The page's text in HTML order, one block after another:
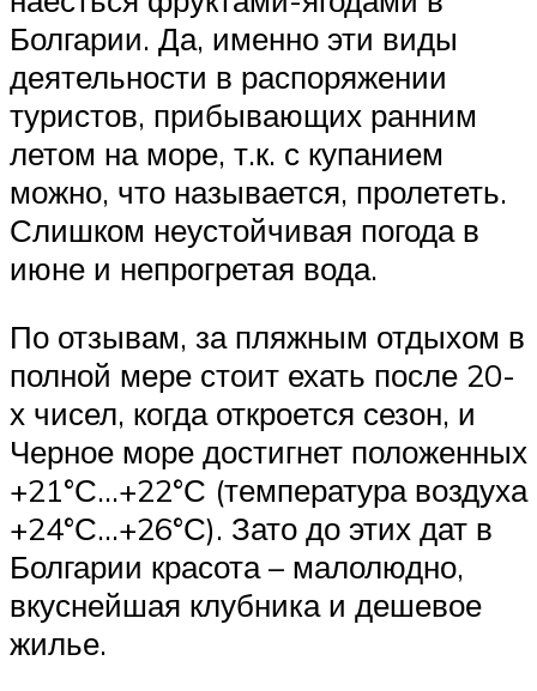
Болгарии. Да, именно эти виды
деятельности в распоряжении
туристов, прибывающих ранним
летом на море, т.к. с купанием
можно, что называется, пролететь.
Слишком неустойчивая погода в
июне и непрогретая вода.
По отзывам, за пляжным отдыхом в
полной мере стоит ехать после 20-
х чисел, когда откроется сезон, и
Черное море достигнет положенных
+21°С…+22°С (температура воздуха
+24°С…+26°С). Зато до этих дат в
Болгарии красота – малолюдно,
вкуснейшая клубника и дешевое
жилье.